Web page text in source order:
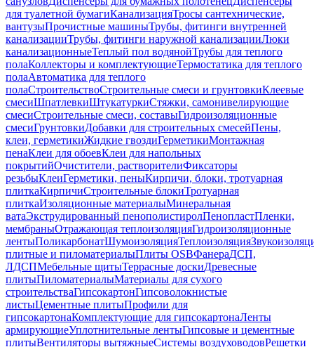
для туалетной бумагиКанализацияТросы сантехнические,
вантузыПрочистные машиныТрубы, фитинги внутренней
канализацииТрубы, фитинги наружной канализацииЛюки
канализационныеТеплый пол водянойТрубы для теплого
полаКоллекторы и комплектующиеТермостатика для теплого
полаАвтоматика для теплого
полаСтроительствоСтроительные смеси и грунтовкиКлеевые
смесиШпатлевкиШтукатуркиСтяжки, самонивелирующие
смесиСтроительные смеси, составыГидроизоляционные
смесиГрунтовкиДобавки для строительных смесейПены,
клеи, герметикиЖидкие гвоздиГерметикиМонтажная
пенаКлеи для обоевКлеи для напольных
покрытийОчистители, растворителиФиксаторы
резьбыКлеиГерметики, пеныКирпичи, блоки, тротуарная
плиткаКирпичиСтроительные блокиТротуарная
плиткаИзоляционные материалыМинеральная
ватаЭкструдированный пенополистиролПенопластПленки,
мембраныОтражающая теплоизоляцияГидроизоляционные
лентыПоликарбонатШумоизоляцияТеплоизоляция
плитные и пиломатериалыПлиты OSBФанераДСП,
ЛДСПМебельные щитыТеррасные доскиДревесные
плитыПиломатериалыМатериалы для сухого
строительстваГипсокартонГипсоволокнистые
листыЦементные плитыПрофили для
гипсокартонаКомплектующие для гипсокартонаЛенты
армирующиеУплотнительные лентыГипсовые и цементные
плитыВентиляторы вытяжныеСистемы воздуховодовРешетки